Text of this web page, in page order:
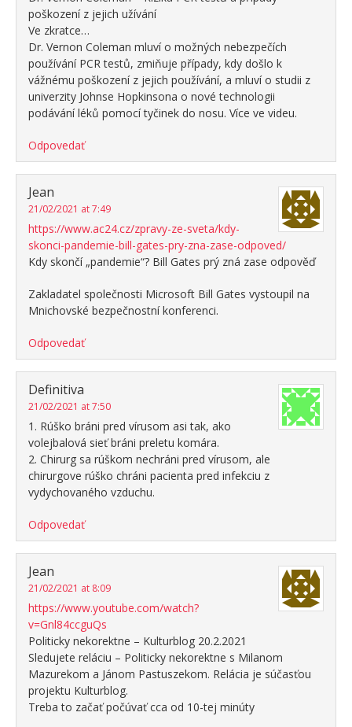
poškození z jejich užívání
Ve zkratce…
Dr. Vernon Coleman mluví o možných nebezpečích
používání PCR testů, zmiňuje případy, kdy došlo k
vážnému poškození z jejich používání, a mluví o studii z
univerzity Johnse Hopkinsona o nové technologii
podávání léků pomocí tyčinek do nosu. Více ve videu.
Odpovedať
Jean
21/02/2021 at 7:49
https://www.ac24.cz/zpravy-ze-sveta/kdy-
skonci-pandemie-bill-gates-pry-zna-zase-odpoved/
Kdy skončí „pandemie“? Bill Gates prý zná zase odpověď
Zakladatel společnosti Microsoft Bill Gates vystoupil na
Mnichovské bezpečnostní konferenci.
Odpovedať
Definitiva
21/02/2021 at 7:50
1. Rúško bráni pred vírusom asi tak, ako
volejbalová sieť bráni preletu komára.
2. Chirurg sa rúškom nechráni pred vírusom, ale
chirurgove rúško chráni pacienta pred infekciu z
vydychovaného vzduchu.
Odpovedať
Jean
21/02/2021 at 8:09
https://www.youtube.com/watch?
v=Gnl84ccguQs
Politicky nekorektne – Kulturblog 20.2.2021
Sledujete reláciu – Politicky nekorektne s Milanom
Mazurekom a Jánom Pastuszekom. Relácia je súčasťou
projektu Kulturblog.
Treba to začať počúvať cca od 10-tej minúty